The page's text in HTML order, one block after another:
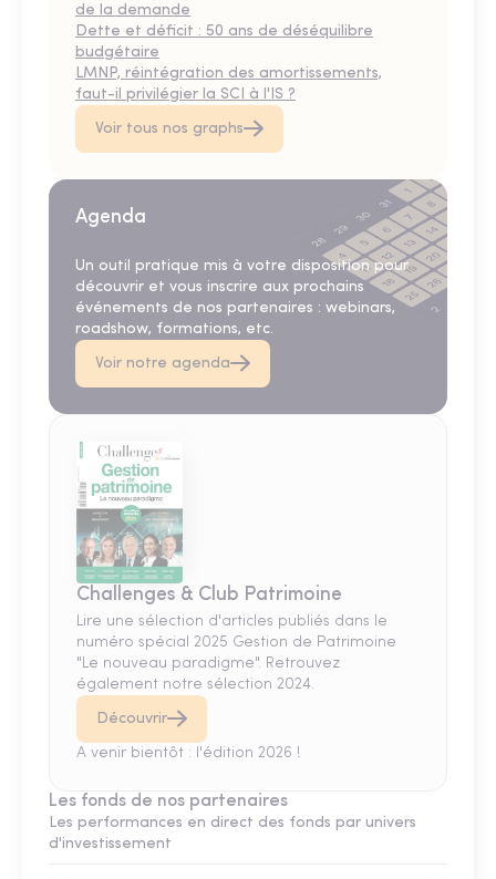
de la demande
Dette et déficit : 50 ans de déséquilibre
budgétaire
LMNP, réintégration des amortissements,
faut-il privilégier la SCI à l'IS ?
Voir tous nos graphs
Agenda
Un outil pratique mis à votre disposition pour
découvrir et vous inscrire aux prochains
événements de nos partenaires : webinars,
roadshow, formations, etc.
Voir notre agenda
Challenges & Club Patrimoine
Lire une sélection d'articles publiés dans le
numéro spécial 2025 Gestion de Patrimoine
"Le nouveau paradigme". Retrouvez
également notre sélection 2024.
Découvrir
A venir bientôt : l'édition 2026 !
Les fonds de nos partenaires
Les performances en direct des fonds par univers
d'investissement